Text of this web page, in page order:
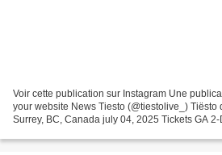
Voir cette publication sur Instagram Une
your website News Tiesto (@tiestolive_) Tiësto
Surrey, BC, Canada july 04, 2025 Tickets GA 2-